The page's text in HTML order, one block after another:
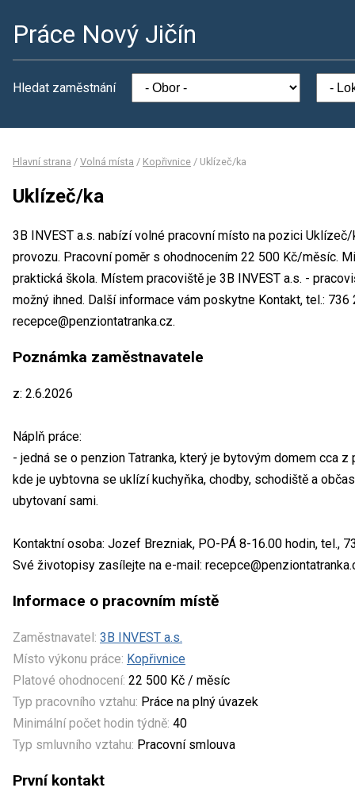
Práce Nový Jičín
Hledat zaměstnání
Hlavní strana / Volná místa / Kopřivnice / Uklízeč/ka
Uklízeč/ka
3B INVEST a.s. nabízí volné pracovní místo na pozici
provozu. Pracovní poměr s ohodnocením 22 500 Kč/měsíc.
praktická škola. Místem pracoviště je 3B INVEST a.s. -
možný ihned. Další informace vám poskytne Kontakt, tel.: 736
recepce@penziontatranka.cz.
Poznámka zaměstnavatele
z: 2.6.2026
Náplň práce:
- jedná se o penzion Tatranka, který je bytovým domem cca
kde je uybtovna se uklízí kuchyňka, chodby, schodiště a
ubytovaní sami.
Kontaktní osoba: Jozef Brezniak, PO-PÁ 8-16.00 hodin, tel.,
Své životopisy zasílejte na e-mail:
Informace o pracovním místě
Zaměstnavatel: 3B INVEST a.s.
Místo výkonu práce: Kopřivnice
Platové ohodnocení: 22 500 Kč / měsíc
Typ pracovního vztahu: Práce na plný úvazek
Minimální počet hodin týdně: 40
Typ smluvního vztahu: Pracovní smlouva
První kontakt